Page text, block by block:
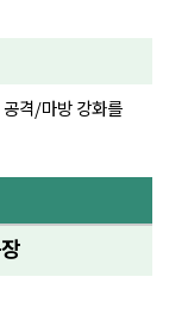
격/마방 강화를